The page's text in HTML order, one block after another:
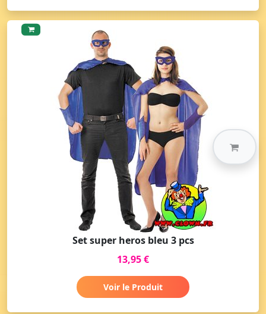
Set super heros bleu 3 pcs
13,95 €
Voir le Produit